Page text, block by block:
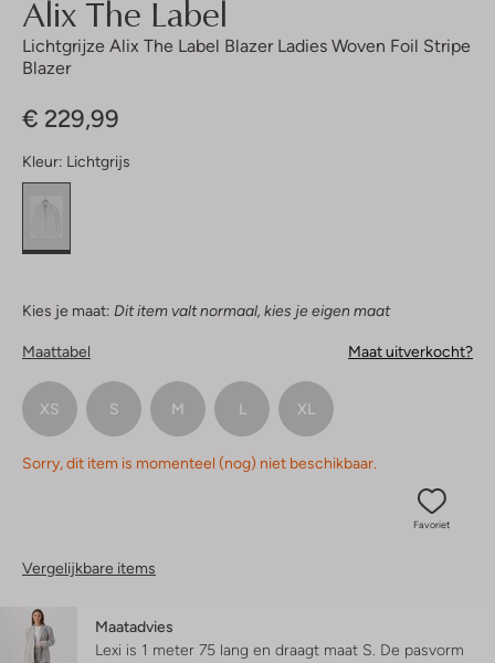
Alix The Label
Lichtgrijze Alix The Label Blazer Ladies Woven Foil Stripe
Blazer
€ 229,99
Kleur: Lichtgrijs
Kies je maat: Dit item valt normaal, kies je eigen maat
Maattabel Maat uitverkocht?
XS S M L XL
Sorry, dit item is momenteel (nog) niet beschikbaar.
Favoriet
Vergelijkbare items
Maatadvies
Lexi is 1 meter 75 lang en draagt maat S. De pasvorm